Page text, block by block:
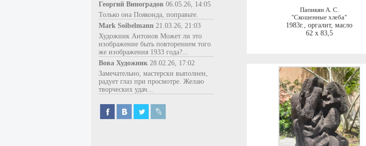
Георгий Виноградов 06.05.26, 14:05
Только она Пояконда, поправьте.
Mark Soibelmann 21.03.26, 21:03
Художник Антонов Может ли это
изображение быть повторением того
же изображения 1933 года?...
Вова Художник 28.02.26, 17:02
Замечательно, мастерски выполнен,
радует глаз при просмотре. Желаю
творческих удач...
Папикян А. С.
"Скошенные хлеба"
1983г., оргалит, масло
62 x 83,5